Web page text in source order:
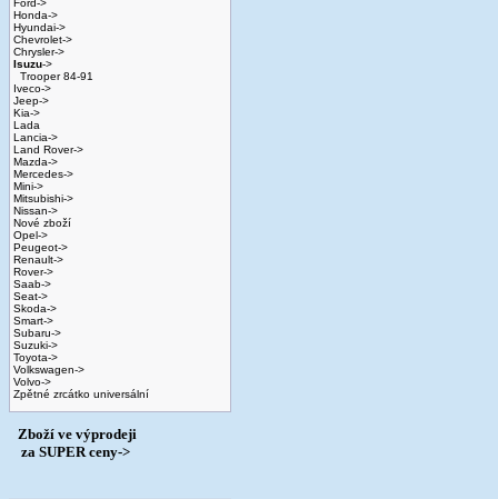
Ford->
Honda->
Hyundai->
Chevrolet->
Chrysler->
Isuzu->
Trooper 84-91
Iveco->
Jeep->
Kia->
Lada
Lancia->
Land Rover->
Mazda->
Mercedes->
Mini->
Mitsubishi->
Nissan->
Nové zboží
Opel->
Peugeot->
Renault->
Rover->
Saab->
Seat->
Skoda->
Smart->
Subaru->
Suzuki->
Toyota->
Volkswagen->
Volvo->
Zpětné zrcátko universální
Zboží ve výprodeji
­ za SUPER ceny->